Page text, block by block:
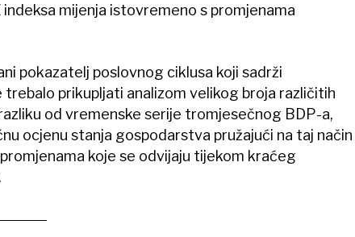
mijenja istovremeno s promjenama
pokazatelj poslovnog ciklusa koji sadrži
trebalo prikupljati analizom velikog broja različitih
od vremenske serije tromjesečnog BDP-a,
ocjenu stanja gospodarstva pružajući na taj način
koje se odvijaju tijekom kraćeg